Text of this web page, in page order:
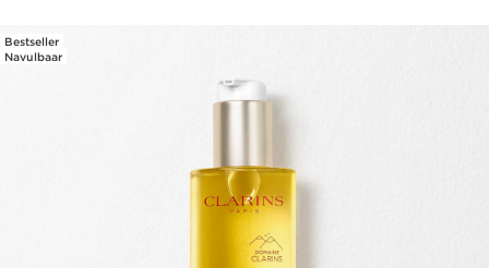
Bestseller
Navulbaar